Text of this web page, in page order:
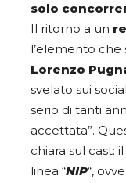
solo
Il ritorno a un
l’elemento che
Lorenzo
svelato sui
serio di tanti
accettata”.
chiara sul cast:
linea “NIP“,